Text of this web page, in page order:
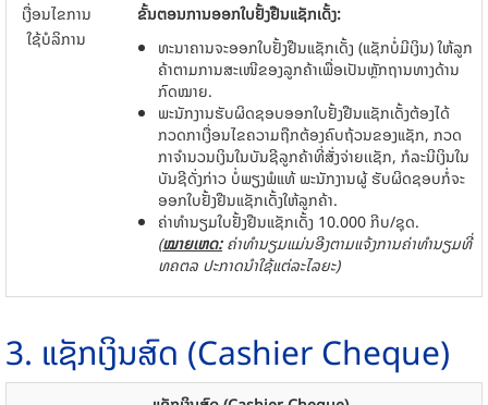
​ເງື່ອນໄຂການ
ໃຊ້ບໍລິການ
ຂັ້ນ​ຕອນ​ການ​ອອກ​ໃບ​ຢັ້ງຢືນ​ແຊັກ​ເດັ້ງ:
ທະນາຄານ​ຈະອອກ​ໃບ​ຢັ້ງ​ຢືນ​ແຊັກ​ເດັ້ງ (​ແຊັກ​ບໍ່​ມີ​ເງິນ) ​ໃຫ້​ລູກ​
ຄ້າ​ຕາມ​ການສະ​ເໜີຂອງ​ລູກຄ້າເພື່ອ​ເປັນ​ຫຼັກ​ຖານ​ທາງ​ດ້ານ
ກົດ​ໝາຍ.
ພະນັກງານຮັບຜິດຊອບອອກໃບຢັ້ງຢືນແຊັກເດັ້ງຕ້ອງ​ໄດ້
ກວດກາ​ເງື່ອນ​ໄຂຄວາມ​ຖືກ​ຕ້ອງຄົບ​ຖ້ວນຂອງ​ແຊັກ, ກວດ
ກາຈຳ​ນວນ​ເງິນໃນບັນຊີລູກຄ້າທີ່ສັ່ງ​ຈ່າຍເເຊັກ, ກໍລະນີເງິນໃນ
ບັນຊີດັ່ງກ່າວ ບໍ່ພຽງພໍແທ້ ພະນັກງານ​ຜູ້ ຮັບຜິດຊອບ​ກໍ່​ຈະ​
ອອກ​ໃບ​ຢັ້ງຢືນ​ແຊັກ​ເດັ້ງໃຫ້​ລູກ​ຄ້າ.
ຄ່າ​ທຳນຽມ​ໃບ​ຢັ້ງຢືນ​ແຊັກ​ເດັ້ງ 10.000 ກີບ/ຊຸດ.
(ໝາຍເຫດ:ຄ່າທໍານຽມແມ່ນອີງຕາມແຈ້ງການຄ່າທໍານຽມທີ່
ທຄຕລ ປະກາດນໍາໃຊ້ແຕ່ລະໄລຍະ)
3. ແຊັກ​ເງິນສົ​ດ (Cashier Cheque)